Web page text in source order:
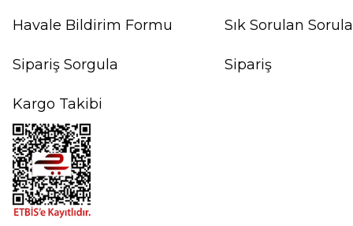
Havale Bildirim Formu
Sipariş Sorgula
Kargo Takibi
Sık Sorulan
Sipariş